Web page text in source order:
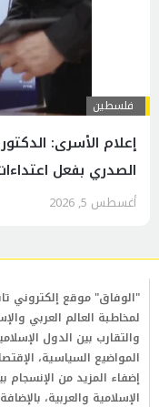
فلسطين
إعلام الأسرى:
الصدري بفعل
أغسطس 5, 2026
"الوفاق" موقع إلكتروني
لمخاطبة العالم العربي
والتقارب بين الدول
المواضيع السياسية،
إضفاء المزيد من الإنسجام
الإسلامية والعربية،